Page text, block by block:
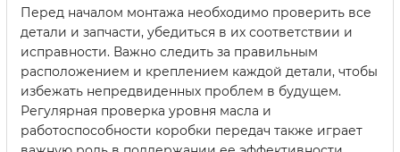
Перед началом монтажа необходимо проверить все
детали и запчасти, убедиться в их соответствии и
исправности. Важно следить за правильным
расположением и креплением каждой детали, чтобы
избежать непредвиденных проблем в будущем.
Регулярная проверка уровня масла и
работоспособности коробки передач также играет